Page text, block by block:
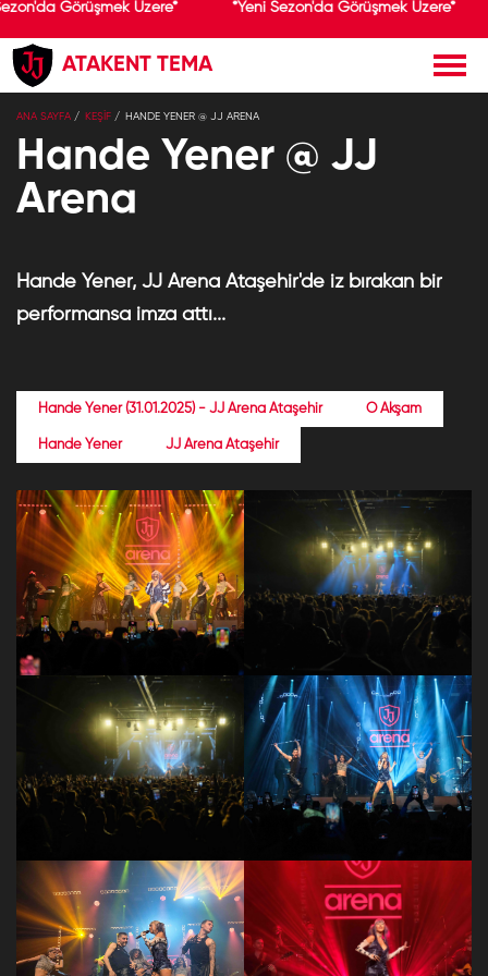
Görüşmek Üzere* *Yeni Sezon'da Görüşmek Üzere*
ATAKENT TEMA
ANA SAYFA KEŞİF HANDE YENER @ JJ ARENA
Hande Yener @ JJ
Arena
Hande Yener, JJ Arena Ataşehir'de iz bırakan bir
performansa imza attı...
Hande Yener (31.01.2025) - JJ Arena Ataşehir O Akşam
Hande Yener JJ Arena Ataşehir
Jolly Joker
Jolly Joker
Ücretsiz - Google Play